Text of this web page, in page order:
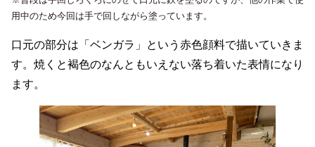
用中のため今回は手で回しながら塗っています。
口元の部分は「ベンガラ」という赤色顔料で描いていきま
す。焼くと褐色のなんともいえない落ち着いた表情になり
ます。